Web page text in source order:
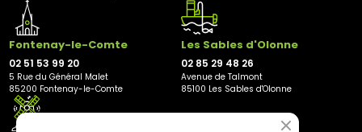
Fontenay-le-Comte
02 51 53 99 20
5 Rue du Général Malet
85200 Fontenay-le-Comte
Les Sables d'Olonne
02 85 29 48 26
Avenue de Talmont
85100 Les Sables d'Olonne